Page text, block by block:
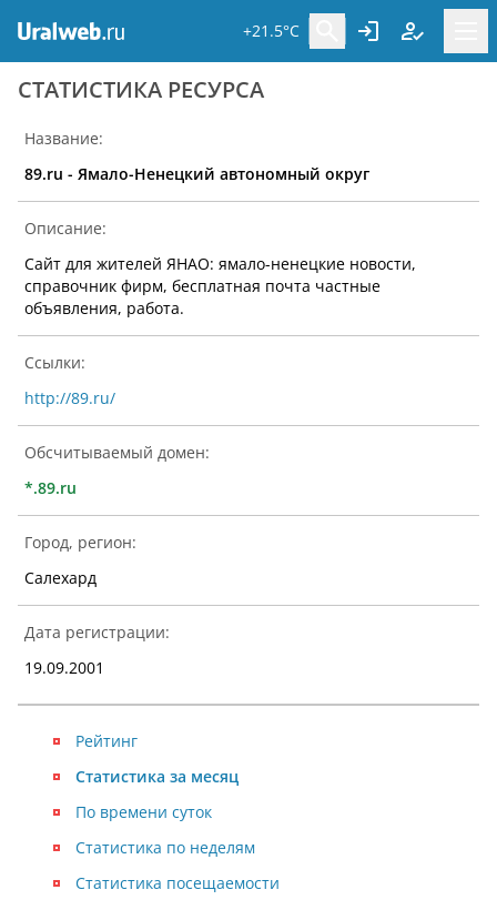
+21.5°C
CТАТИСТИКА РЕСУРСА
Название:
89.ru - Ямало-Ненецкий автономный округ
Описание:
Сайт для жителей ЯНАО: ямало-ненецкие новости,
справочник фирм, бесплатная почта частные
объявления, работа.
Ссылки:
http://89.ru/
Обсчитываемый домен:
*.89.ru
Город, регион:
Салехард
Дата регистрации:
19.09.2001
Рейтинг
Статистика посещаемости
Статистика за месяц
По времени суток
Статистика по неделям